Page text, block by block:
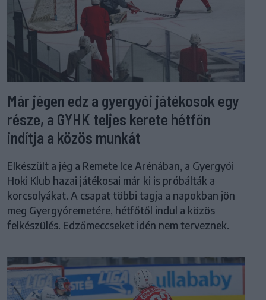
Már jégen edz a gyergyói játékosok egy
része, a GYHK teljes kerete hétfőn
indítja a közös munkát
Elkészült a jég a Remete Ice Arénában, a Gyergyói
Hoki Klub hazai játékosai már ki is próbálták a
korcsolyákat. A csapat többi tagja a napokban jön
meg Gyergyóremetére, hétfőtől indul a közös
felkészülés. Edzőmeccseket idén nem terveznek.